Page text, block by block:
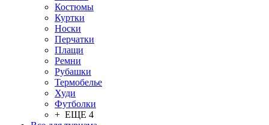
Костюмы
Куртки
Носки
Перчатки
Плащи
Ремни
Рубашки
Термобелье
Худи
Футболки
+ ЕЩЕ 4